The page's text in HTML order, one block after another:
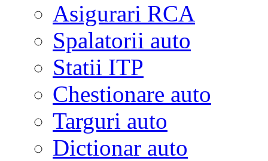
Asigurari RCA
Spalatorii auto
Statii ITP
Chestionare auto
Targuri auto
Dictionar auto